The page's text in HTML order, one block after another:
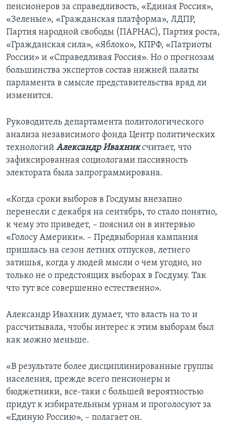
пенсионеров за справедливость, «Единая Россия»,
«Зеленые», «Гражданская платформа», ЛДПР,
Партия народной свободы (ПАРНАС), Партия роста,
«Гражданская сила», «Яблоко», КПРФ, «Патриоты
России» и «Справедливая Россия». Но о прогнозам
большинства экспертов состав нижней палаты
парламента в смысле представительства вряд ли
изменится.
Руководитель департамента политологического
анализа независимого фонда Центр политических
технологий Александр Ивахниксчитает, что
зафиксированная социологами пассивность
электората была запрограммирована.
«Когда сроки выборов в Госдумы внезапно
перенесли с декабря на сентябрь, то стало понятно,
к чему это приведет, – пояснил он в интервью
«Голосу Америки». – Предвыборная кампания
пришлась на сезон летних отпусков, летнего
затишья, когда у людей мысли о чем угодно, но
только не о предстоящих выборах в Госдуму. Так
что тут все совершенно естественно».
Александр Ивахник думает, что власть на то и
рассчитывала, чтобы интерес к этим выборам был
как можно меньше.
«В результате более дисциплинированные группы
населения, прежде всего пенсионеры и
бюджетники, все-таки с большей вероятностью
придут к избирательным урнам и проголосуют за
«Единую Россию», – полагает он.